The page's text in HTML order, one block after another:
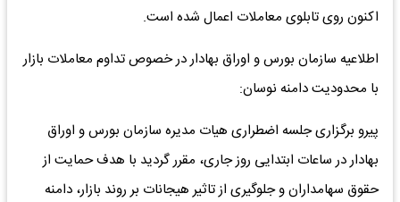
اکنون روی تابلوی معاملات اعمال شده است.
اطلاعیه سازمان بورس و اوراق بهادار در خصوص تداوم معاملات بازار
با محدودیت دامنه نوسان:
پیرو برگزاری جلسه اضطراری هیات مدیره سازمان بورس و اوراق
بهادار در ساعات ابتدایی روز جاری، مقرر گردید با هدف حمایت از
حقوق سهامداران و جلوگیری از تاثیر هیجانات بر روند بازار، دامنه